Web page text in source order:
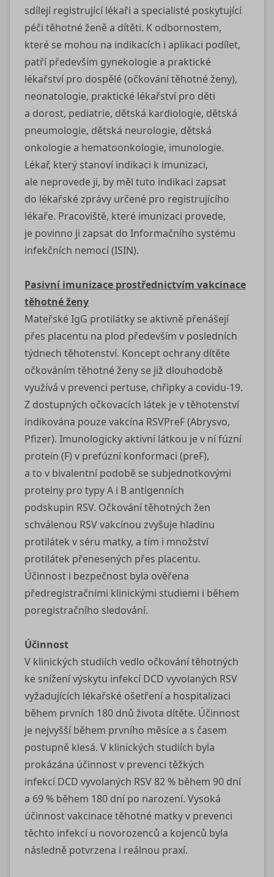
sdílejí registrující lékaři a specialisté poskytující
péči těhotné ženě a dítěti. K odbornostem,
které se mohou na indikacích i aplikaci podílet,
patří především gynekologie a praktické
lékařství pro dospělé (očkování těhotné ženy),
neonatologie, praktické lékařství pro děti
a dorost, pediatrie, dětská kardiologie, dětská
pneumologie, dětská neurologie, dětská
onkologie a hematoonkologie, imunologie.
Lékař, který stanoví indikaci k imunizaci,
ale neprovede ji, by měl tuto indikaci zapsat
do lékařské zprávy určené pro registrujícího
lékaře. Pracoviště, které imunizaci provede,
je povinno ji zapsat do Informačního systému
infekčních nemocí (ISIN).
Pasivní imunizace prostřednictvím vakcinace
těhotné ženy
Mateřské IgG protilátky se aktivně přenášejí
přes placentu na plod především v posledních
týdnech těhotenství. Koncept ochrany dítěte
očkováním těhotné ženy se již dlouhodobě
využívá v prevenci pertuse, chřipky a covidu‑19.
Z dostupných očkovacích látek je v těhotenství
indikována pouze vakcína RSVPreF (Abrysvo,
Pfizer). Imunologicky aktivní látkou je v ní fúzní
protein (F) v prefúzní konformaci (preF),
a to v bivalentní podobě se subjednotkovými
proteiny pro typy A i B antigenních
podskupin RSV. Očkování těhotných žen
schválenou RSV vakcínou zvyšuje hladinu
protilátek v séru matky, a tím i množství
protilátek přenesených přes placentu.
Účinnost i bezpečnost byla ověřena
předregistračními klinickými studiemi i během
poregistračního sledování.
Účinnost
V klinických studiích vedlo očkování těhotných
ke snížení výskytu infekcí DCD vyvolaných RSV
vyžadujících lékařské ošetření a hospitalizaci
během prvních 180 dnů života dítěte. Účinnost
je nejvyšší během prvního měsíce a s časem
postupně klesá. V klinických studiích byla
prokázána účinnost v prevenci těžkých
infekcí DCD vyvolaných RSV 82 % během 90 dní
a 69 % během 180 dní po narození. Vysoká
účinnost vakcinace těhotné matky v prevenci
těchto infekcí u novorozenců a kojenců byla
následně potvrzena i reálnou praxí.